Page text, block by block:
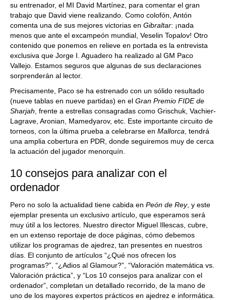
su entrenador, el MI David Martínez, para comentar el gran
trabajo que David viene realizando. Como colofón, Antón
comenta una de sus mejores victorias en Gibraltar: ¡nada
menos que ante el excampeón mundial, Veselin Topalov! Otro
contenido que ponemos en relieve en portada es la entrevista
exclusiva que Jorge I. Aguadero ha realizado al GM Paco
Vallejo. Estamos seguros que algunas de sus declaraciones
sorprenderán al lector.
Precisamente, Paco se ha estrenado con un sólido resultado
(nueve tablas en nueve partidas) en el Gran Premio FIDE de
Sharjah , frente a estrellas consagradas como Grischuk, Vachier-
Lagrave, Aronian, Mamedyarov, etc. Este importante circuito de
torneos, con la última prueba a celebrarse en Mallorca , tendrá
una amplia cobertura en PDR, donde seguiremos muy de cerca
la actuación del jugador menorquín.
10 consejos para analizar con el
ordenador
Pero no solo la actualidad tiene cabida en Peón de Rey, y este
ejemplar presenta un exclusivo artículo, que esperamos será
muy útil a los lectores. Nuestro director Miguel Illescas, cubre,
en un extenso reportaje de doce páginas, cómo debemos
utilizar los programas de ajedrez, tan presentes en nuestros
días. El conjunto de artículos “¿Qué nos ofrecen los
programas?”, “¿Adios al Glamour?”, “Valoración matemática vs.
Valoración práctica”, y “Los 10 consejos para analizar con el
ordenador”, completan un detallado recorrido, de la mano de
uno de los mayores expertos prácticos en ajedrez e informática.